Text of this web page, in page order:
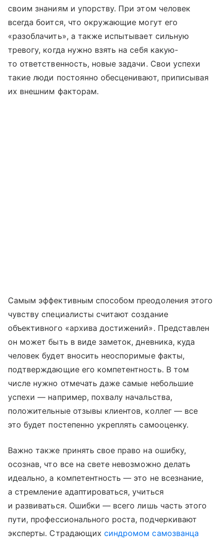
своим знаниям и упорству. При этом человек
всегда боится, что окружающие могут его
«разоблачить», а также испытывает сильную
тревогу, когда нужно взять на себя какую-
то ответственность, новые задачи. Свои успехи
такие люди постоянно обесценивают, приписывая
их внешним факторам.
Самым эффективным способом преодоления этого
чувству специалисты считают создание
объективного «архива достижений». Представлен
он может быть в виде заметок, дневника, куда
человек будет вносить неоспоримые факты,
подтверждающие его компетентность. В том
числе нужно отмечать даже самые небольшие
успехи — например, похвалу начальства,
положительные отзывы клиентов, коллег — все
это будет постепенно укреплять самооценку.
Важно также принять свое право на ошибку,
осознав, что все на свете невозможно делать
идеально, а компетентность — это не всезнание,
а стремление адаптироваться, учиться
и развиваться. Ошибки — всего лишь часть этого
пути, профессионального роста, подчеркивают
эксперты. Страдающихсиндромом самозванца